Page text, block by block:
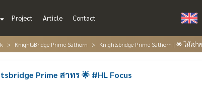
Project Article Contact
KnightsBridge Prime Sathorn Knightsbridge Prime Sathorn | 🌟 ให้เช่
Prime สาทร 🌟 #HL Focus